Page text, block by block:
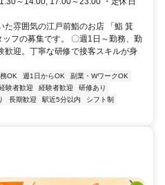
た雰囲気の江戸前鮨のお店 「鮨 箕
フの募集です。 〇週1日～勤務、勤
歓迎。丁寧な研修で接客スキルが身
OK 週1日からOK
副業・WワークOK
験者歓迎 経験者歓迎
研修あり
長期歓迎 駅近5分以内
シフト制